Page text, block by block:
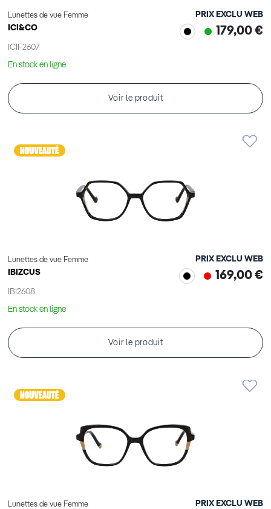
Lunettes de vue Femme
ICI&CO
ICIF2607
PRIX EXCLU WEB
179,00 €
En stock en ligne
Voir le produit
Lunettes de vue Femme
IBIZCUS
IBI2608
PRIX EXCLU WEB
169,00 €
En stock en ligne
Voir le produit
Lunettes de vue Femme PRIX EXCLU WEB